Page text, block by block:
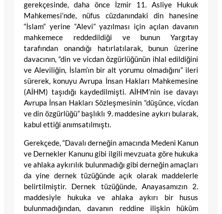
gerekçesinde, daha önce İzmir 11. Asliye Hukuk
Mahkemesi’nde, nüfus cüzdanındaki din hanesine
“İslam” yerine “Alevi” yazılması için açılan davanın
mahkemece reddedildiği ve bunun Yargıtay
tarafından onandığı hatırlatılarak, bunun üzerine
davacının, “din ve vicdan özgürlüğünün ihlal edildiğini
ve Aleviliğin, İslam’ın bir alt yorumu olmadığını” ileri
sürerek, konuyu Avrupa İnsan Hakları Mahkemesine
(AİHM) taşıdığı kaydedilmişti. AİHM’nin ise davayı
Avrupa İnsan Hakları Sözleşmesinin “düşünce, vicdan
ve din özgürlüğü” başlıklı 9. maddesine aykırı bularak,
kabul ettiği anımsatılmıştı.
Gerekçede, “Davalı derneğin amacında Medeni Kanun
ve Dernekler Kanunu gibi ilgili mevzuata göre hukuka
ve ahlaka aykırılık bulunmadığı gibi derneğin amaçları
da yine dernek tüzüğünde açık olarak maddelerle
belirtilmiştir. Dernek tüzüğünde, Anayasamızın 2.
maddesiyle hukuka ve ahlaka aykırı bir husus
bulunmadığından, davanın reddine ilişkin hüküm